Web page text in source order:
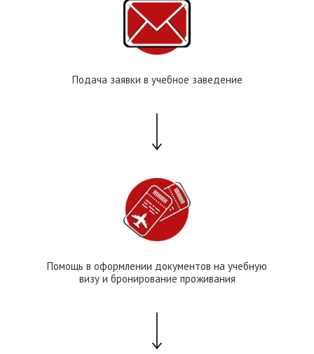
Подача заявки в учебное заведение
Помощь в оформлении документов на учебную
визу и бронирование проживания